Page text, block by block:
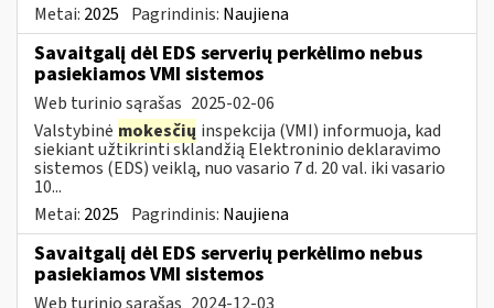
Metai: 2025 Pagrindinis: Naujiena
Savaitgalį dėl EDS serverių perkėlimo nebus
pasiekiamos VMI sistemos
Web turinio sąrašas 2025-02-06
Valstybinė mokesčių inspekcija (VMI) informuoja, kad
siekiant užtikrinti sklandžią Elektroninio deklaravimo
sistemos (EDS) veiklą, nuo vasario 7 d. 20 val. iki vasario
10...
Metai: 2025 Pagrindinis: Naujiena
Savaitgalį dėl EDS serverių perkėlimo nebus
pasiekiamos VMI sistemos
Web turinio sąrašas 2024-12-03